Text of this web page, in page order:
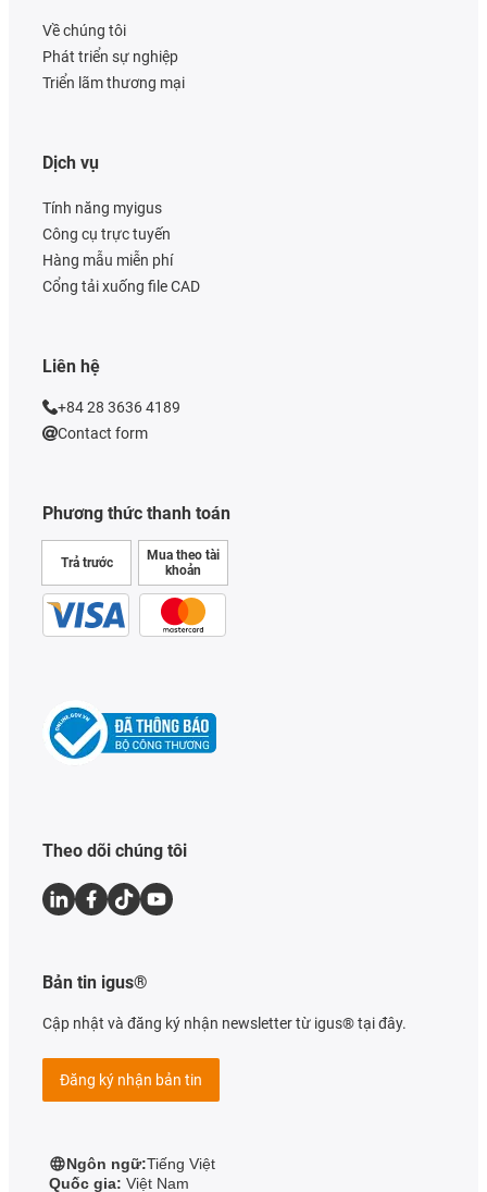
Về chúng tôi
Phát triển sự nghiệp
Triển lãm thương mại
Phương thức thanh toán
Trả trước
Mua theo tài
khoản
Dịch vụ
Tính năng myigus
Công cụ trực tuyến
Hàng mẫu miễn phí
Cổng tải xuống file CAD
Liên hệ
+84 28 3636 4189
Contact form
Theo dõi chúng tôi
Bản tin igus®
Cập nhật và đăng ký nhận newsletter từ igus® tại đây.
Đăng ký nhận bản tin
Ngôn ngữ:Tiếng Việt
Quốc gia: Việt Nam